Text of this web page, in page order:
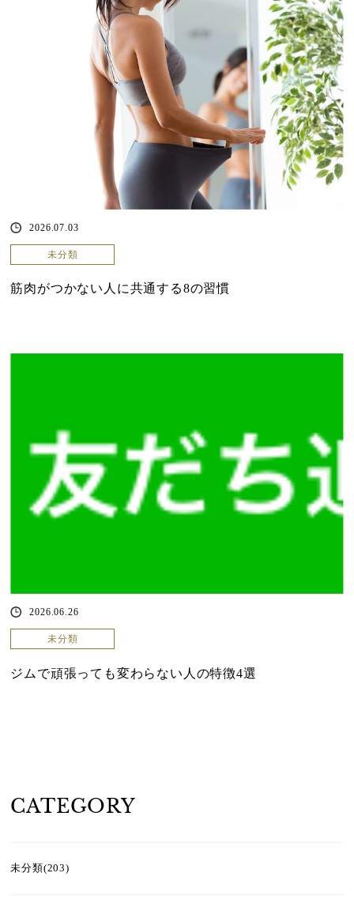
2026.07.03
未分類
筋肉がつかない人に共通する8の習慣
2026.06.26
未分類
ジムで頑張っても変わらない人の特徴4選
CATEGORY
未分類(203)